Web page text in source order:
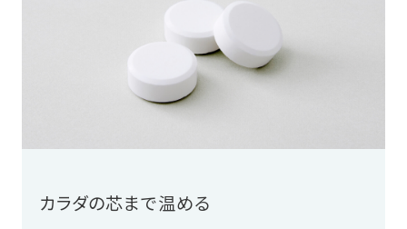
カラダの芯まで温める